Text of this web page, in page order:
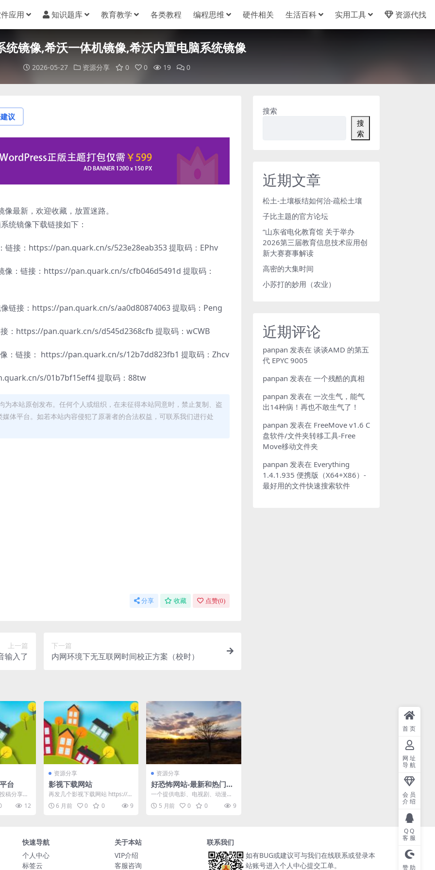
应用 知识题库 教育教学 各类教程 编程思维 硬件相关 生活百科 实用工具 资源代找
统镜像,希沃一体机镜像,希沃内置电脑系统镜像
2026-05-27 资源分享 0 0 19 0
议
最新，欢迎收藏，放置迷路。
统镜像下载链接如下：
链接：https://pan.quark.cn/s/523e28eab353 提取码：EPhv
像：链接：https://pan.quark.cn/s/cfb046d5491d 提取码：
链接：https://pan.quark.cn/s/aa0d80874063 提取码：Peng
：https://pan.quark.cn/s/d545d2368cfb 提取码：wCWB
：链接： https://pan.quark.cn/s/12b7dd823fb1 提取码：Zhcv
s/01b7bf15eff4 提取码：88tw
为本站原创发布。任何个人或组织，在未征得本站同意时，禁止复制、盗
体平台。如若本站内容侵犯了原著者的合法权益，可联系我们进行处
分享 收藏 点赞(0)
上一篇
输入了
下一篇
内网环境下无互联网时间校正方案（校时）
台
稿分享，
！
12
资源分享
影视下载网站
再发几个影视下载网站 https://et
down.net https://1l...
6 月前 0 0 9
资源分享
好恐怖网站-最新和热门的
影视资源
一个提供电影、电视剧、动漫和
纪录片下载的平台，可以在这里
找到最新和热门的影视资源...
5 月前 0 0 9
搜索
搜
索
近期文章
松土-土壤板结如何治-疏松土壤
子比主题的官方论坛
“山东省电化教育馆 关于举办
2026第三届教育信息技术应用创
新大赛赛事解读
高密的大集时间
小苏打的妙用（农业）
近期评论
panpan 发表在 谈谈AMD 的第五
代 EPYC 9005
panpan 发表在 一个残酷的真相
panpan 发表在 一次生气，能气
出14种病！再也不敢生气了！
panpan 发表在 FreeMove v1.6 C
盘软件/文件夹转移工具-Free
Move移动文件夹
panpan 发表在 Everything
1.4.1.935 便携版（X64+X86）-
最好用的文件快速搜索软件
快速导航
个人中心
标签云
关于本站
VIP介绍
客服咨询
联系我们
如有BUG或建议可与我们在线联系或登录本
站账号进入个人中心提交工单。
首页
网址
导航
会员
介绍
QQ
客服
赞助